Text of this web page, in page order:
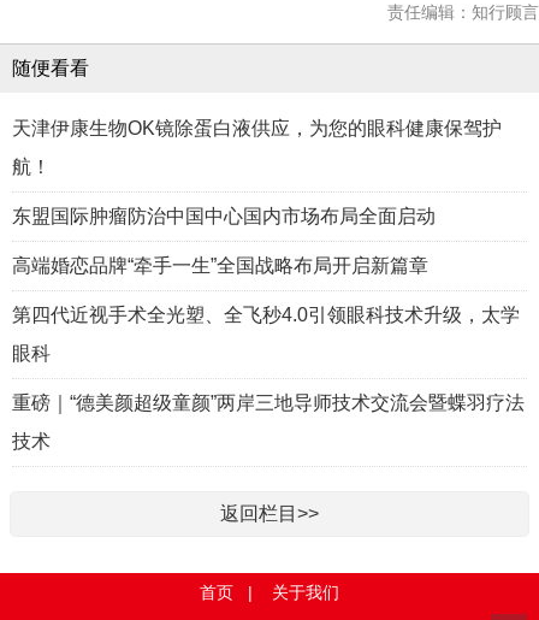
责任编辑：知行顾言
随便看看
天津伊康生物OK镜除蛋白液供应，为您的眼科健康保驾护
航！
东盟国际肿瘤防治中国中心国内市场布局全面启动
高端婚恋品牌“牵手一生”全国战略布局开启新篇章
第四代近视手术全光塑、全飞秒4.0引领眼科技术升级，太学
眼科
重磅｜“德美颜超级童颜”两岸三地导师技术交流会暨蝶羽疗法
技术
返回栏目>>
首页 | 关于我们